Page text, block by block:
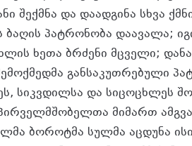
შექმნა და დაადგინა სხვა
ბაღის პატრონობა დაავალა;
ხეთა ბრძენი მცველი;
განსაკუთრებული
სიკვდილსა და სიცოცხლეს
მიმართ
ბოროტმა სულმა აცდუნა